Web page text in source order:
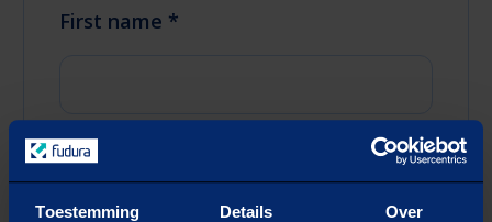
Toestemming Details Over
First name *
Last name *